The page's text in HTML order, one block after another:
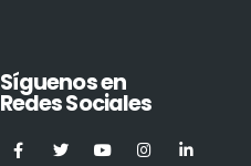
Síguenos en
Redes Sociales